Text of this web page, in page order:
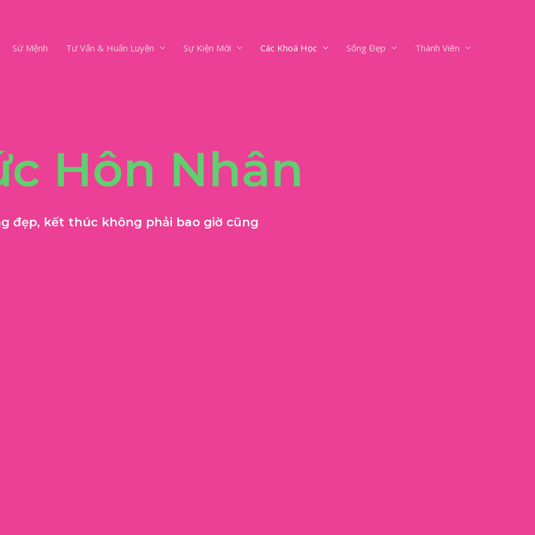
Sứ Mệnh Tư Vấn & Huấn Luyện Sự Kiện Mới Các Khoá Học Sống Đẹp Thành Viên
Hôn Nhân
đẹp, kết thúc không phải bao giờ cũng